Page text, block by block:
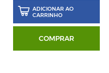
ADICIONAR AO
CARRINHO
COMPRAR